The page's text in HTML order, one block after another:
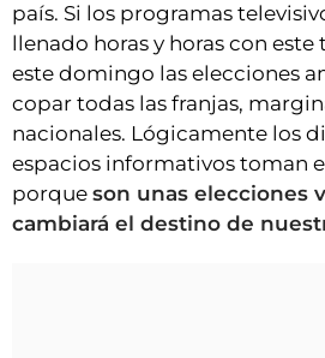
FIESTAS DE SAN LORENZO
AGENDA
CARTELERA
FARMACIAS
HORÓSCOPO
ESQUELAS
país. Si los programas
llenado horas y horas con
este domingo las elecciones
copar todas las franjas,
nacionales. Lógicamente los
espacios informativos toman
porque son unas elecciones
cambiará el destino de